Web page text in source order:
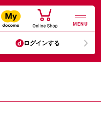
MENU
ログインする